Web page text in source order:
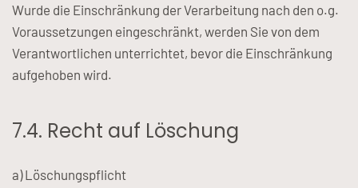
Wurde die Einschränkung der Verarbeitung nach den o.g.
Voraussetzungen eingeschränkt, werden Sie von dem
Verantwortlichen unterrichtet, bevor die Einschränkung
aufgehoben wird.
7.4. Recht auf Löschung
a) Löschungspflicht